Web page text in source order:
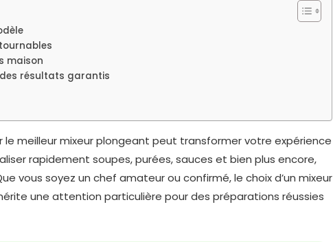
maison
résultats garantis
le meilleur mixeur plongeant peut transformer votre expérience
rapidement soupes, purées, sauces et bien plus encore,
vous soyez un chef amateur ou confirmé, le choix d’un mixeur
une attention particulière pour des préparations réussies